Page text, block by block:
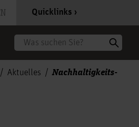
Quicklinks
Suche
Aktuelles
Nachhaltigkeits-